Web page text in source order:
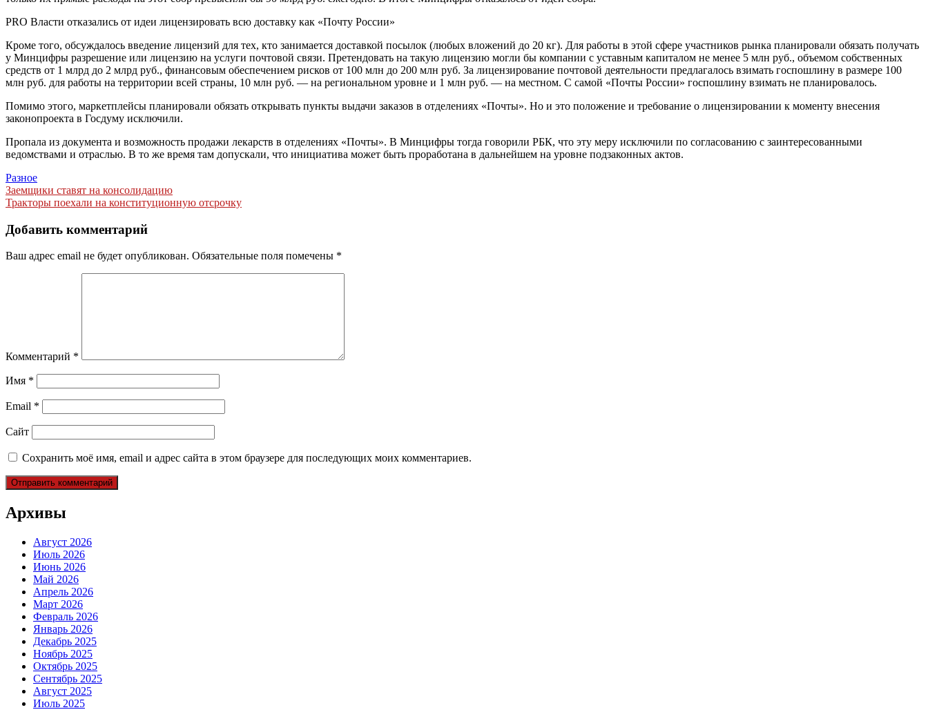
PRO Власти отказались от идеи лицензировать всю доставку как «Почту России»
Кроме того, обсуждалось введение лицензий для тех, кто занимается доставкой посылок (любых вложений до 20 кг). Для работы в этой сфере участников рынка планировали обязать получать
у Минцифры разрешение или лицензию на услуги почтовой связи. Претендовать на такую лицензию могли бы компании с уставным капиталом не менее 5 млн руб., объемом собственных
средств от 1 млрд до 2 млрд руб., финансовым обеспечением рисков от 100 млн до 200 млн руб. За лицензирование почтовой деятельности предлагалось взимать госпошлину в размере 100
млн руб. для работы на территории всей страны, 10 млн руб. — на региональном уровне и 1 млн руб. — на местном. С самой «Почты России» госпошлину взимать не планировалось.
Помимо этого, маркетплейсы планировали обязать открывать пункты выдачи заказов в отделениях «Почты». Но и это положение и требование о лицензировании к моменту внесения
законопроекта в Госдуму исключили.
Пропала из документа и возможность продажи лекарств в отделениях «Почты». В Минцифры тогда говорили РБК, что эту меру исключили по согласованию с заинтересованными
ведомствами и отраслью. В то же время там допускали, что инициатива может быть проработана в дальнейшем на уровне подзаконных актов.
Разное
Навигация
по
записям
Заемщики ставят на консолидацию
Тракторы поехали на конституционную отсрочку
Добавить комментарий
Ваш адрес email не будет опубликован. Обязательные поля помечены *
Комментарий *
Имя *
Email *
Сайт
Сохранить моё имя, email и адрес сайта в этом браузере для последующих моих комментариев.
Архивы
Август 2026
Июль 2026
Июнь 2026
Май 2026
Апрель 2026
Март 2026
Февраль 2026
Январь 2026
Декабрь 2025
Ноябрь 2025
Октябрь 2025
Сентябрь 2025
Август 2025
Июль 2025